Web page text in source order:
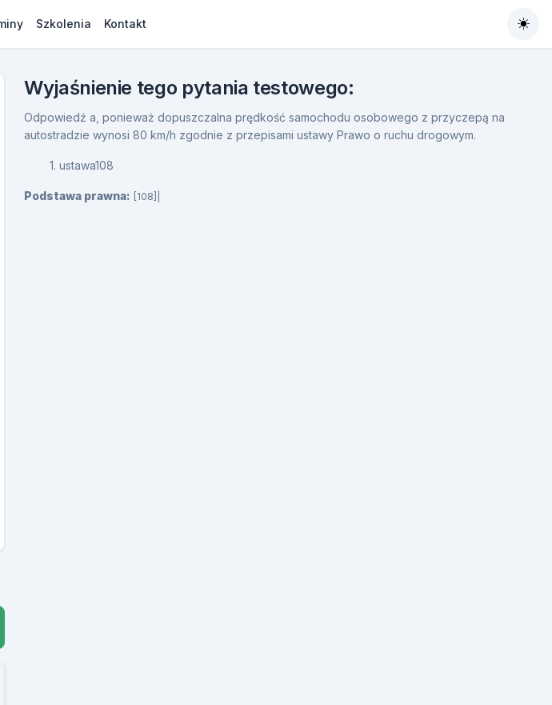
Szkolenia Kontakt
Wyjaśnienie tego pytania testowego:
Odpowiedź a, ponieważ dopuszczalna prędkość samochodu osobowego z przyczepą na
autostradzie wynosi 80 km/h zgodnie z przepisami ustawy Prawo o ruchu drogowym.
1. ustawa108
Podstawa prawna: [108]|